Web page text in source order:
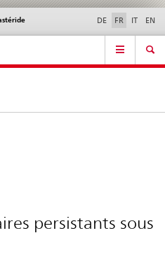
Contact | Support &
aide
DE FR IT EN
persistants sous